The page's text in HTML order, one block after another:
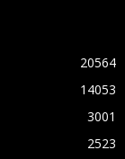
20564
14053
3001
2523